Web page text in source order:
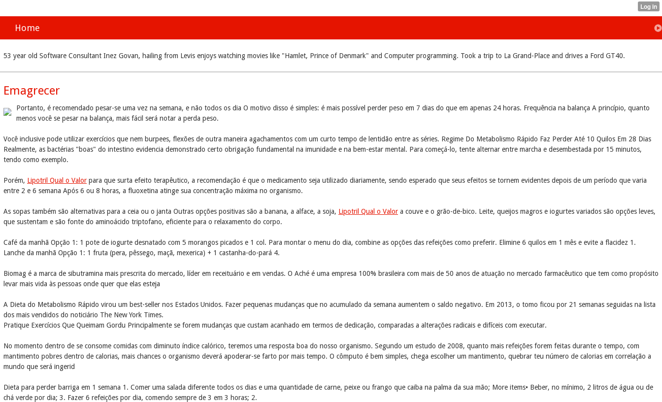
Home
53 year old Software Consultant Inez Govan, hailing from Levis enjoys watching movies like "Hamlet, Prince of Denmark" and Computer programming. Took a trip to La Grand-Place and drives a Ford GT40.
Emagrecer
Portanto, é recomendado pesar-se uma vez na semana, e não todos os dia O motivo disso é simples: é mais possível perder peso em 7 dias do que em apenas 24 horas. Frequência na balança A princípio, quanto
menos você se pesar na balança, mais fácil será notar a perda peso.
Você inclusive pode utilizar exercícios que nem burpees, flexões de outra maneira agachamentos com um curto tempo de lentidão entre as séries. Regime Do Metabolismo Rápido Faz Perder Até 10 Quilos Em 28 Dias
Realmente, as bactérias "boas" do intestino evidencia demonstrado certo obrigação fundamental na imunidade e na bem-estar mental. Para começá-lo, tente alternar entre marcha e desembestada por 15 minutos,
tendo como exemplo.
Porém, Lipotril Qual o Valor para que surta efeito terapêutico, a recomendação é que o medicamento seja utilizado diariamente, sendo esperado que seus efeitos se tornem evidentes depois de um período que varia
entre 2 e 6 semana Após 6 ou 8 horas, a fluoxetina atinge sua concentração máxima no organismo.
As sopas também são alternativas para a ceia ou o janta Outras opções positivas são a banana, a alface, a soja, Lipotril Qual o Valor a couve e o grão-de-bico. Leite, queijos magros e iogurtes variados são opções leves,
que sustentam e são fonte do aminoácido triptofano, eficiente para o relaxamento do corpo.
Café da manhã Opção 1: 1 pote de iogurte desnatado com 5 morangos picados e 1 col. Para montar o menu do dia, combine as opções das refeições como preferir. Elimine 6 quilos em 1 mês e evite a flacidez 1.
Lanche da manhã Opção 1: 1 fruta (pera, pêssego, maçã, mexerica) + 1 castanha-do-pará 4.
Biomag é a marca de sibutramina mais prescrita do mercado, líder em receituário e em vendas. O Aché é uma empresa 100% brasileira com mais de 50 anos de atuação no mercado farmacêutico que tem como propósito
levar mais vida às pessoas onde quer que elas esteja
A Dieta do Metabolismo Rápido virou um best-seller nos Estados Unidos. Fazer pequenas mudanças que no acumulado da semana aumentem o saldo negativo. Em 2013, o tomo ficou por 21 semanas seguidas na lista
dos mais vendidos do noticiário The New York Times.
Pratique Exercícios Que Queimam Gordu Principalmente se forem mudanças que custam acanhado em termos de dedicação, comparadas a alterações radicais e difíceis com executar.
No momento dentro de se consome comidas com diminuto índice calórico, teremos uma resposta boa do nosso organismo. Segundo um estudo de 2008, quanto mais refeições forem feitas durante o tempo, com
mantimento pobres dentro de calorias, mais chances o organismo deverá apoderar-se farto por mais tempo. O cômputo é bem simples, chega escolher um mantimento, quebrar teu número de calorias em correlação a
mundo que será ingerid
Dieta para perder barriga em 1 semana 1. Comer uma salada diferente todos os dias e uma quantidade de carne, peixe ou frango que caiba na palma da sua mão; More items• Beber, no mínimo, 2 litros de água ou de
chá verde por dia; 3. Fazer 6 refeições por dia, comendo sempre de 3 em 3 horas; 2.